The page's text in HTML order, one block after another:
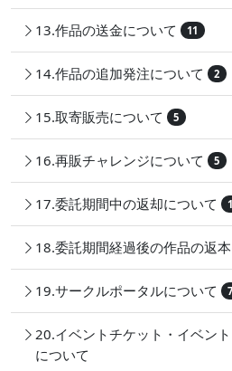
13.作品の送金について 11
14.作品の追加発注について 2
15.取寄販売について 5
16.再販チャレンジについて 5
17.委託期間中の返却について
18.委託期間経過後の作品の返
19.サークルポータルについて 7
20.イベントチケット・イベン
について